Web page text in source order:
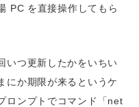
PC を直接操作してもら
いつ更新したかをいちい
にか期限が来るというケ
ロンプトでコマンド「net